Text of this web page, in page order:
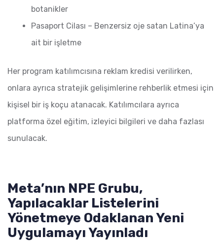
botanikler
Pasaport Cilası – Benzersiz oje satan Latina’ya
ait bir işletme
Her program katılımcısına reklam kredisi verilirken,
onlara ayrıca stratejik gelişimlerine rehberlik etmesi için
kişisel bir iş koçu atanacak. Katılımcılara ayrıca
platforma özel eğitim, izleyici bilgileri ve daha fazlası
sunulacak.
Meta’nın NPE Grubu,
Yapılacaklar Listelerini
Yönetmeye Odaklanan Yeni
Uygulamayı Yayınladı